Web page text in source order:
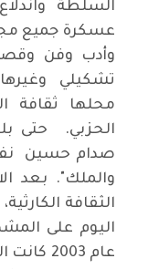
السلطة
عسكرة جميع
وأدب وفن
تشكيلي
محلها ثقافة
الحزبي. حتى
صدام حسين
والملك". بعد
الثقافة
اليوم على
عام